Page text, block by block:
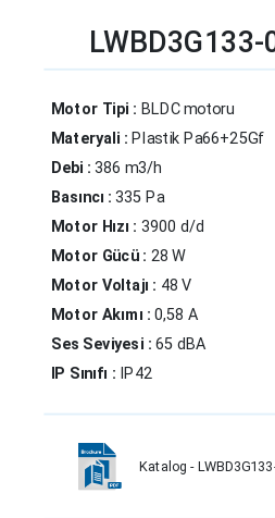
Motor Tipi : BLDC motoru
Materyali : Plastik Pa66+25Gf
Debi :386 m3/h
Basıncı :335 Pa
Motor Hızı : 3900 d/d
Motor Gücü : 28 W
Motor Voltajı : 48 V
Motor Akımı :0,58 A
Ses Seviyesi :65 dBA
IP Sınıfı : IP42
Katalog -